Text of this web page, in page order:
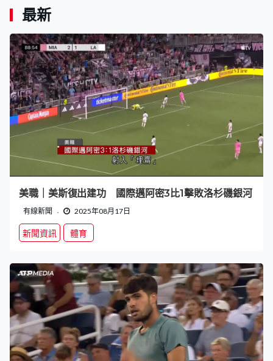
最新
美職｜美斯復出建功 國際邁阿密3比1擊敗洛杉磯銀河
有線新聞 2025年08月17日
新聞資訊 體育